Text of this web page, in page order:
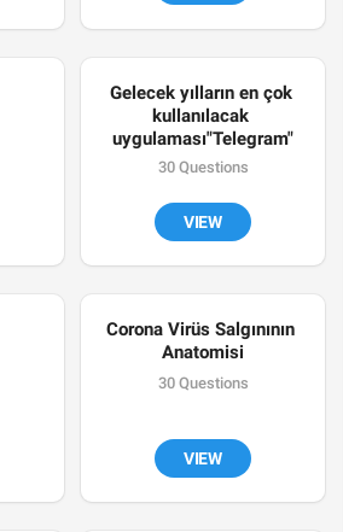
Gelecek yılların en çok
kullanılacak
uygulaması"Telegram"
30 Questions
VIEW
Corona Virüs Salgınının
Anatomisi
30 Questions
VIEW